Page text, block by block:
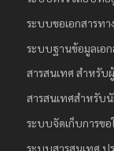
ระบบขอเอกสารท
ระบบฐานข้อมูลเอ
สารสนเทศ สำหรับ
สารสนเทศสำหรับ
ระบบจัดเก็บการข
ระบบสารสนเทศ ป